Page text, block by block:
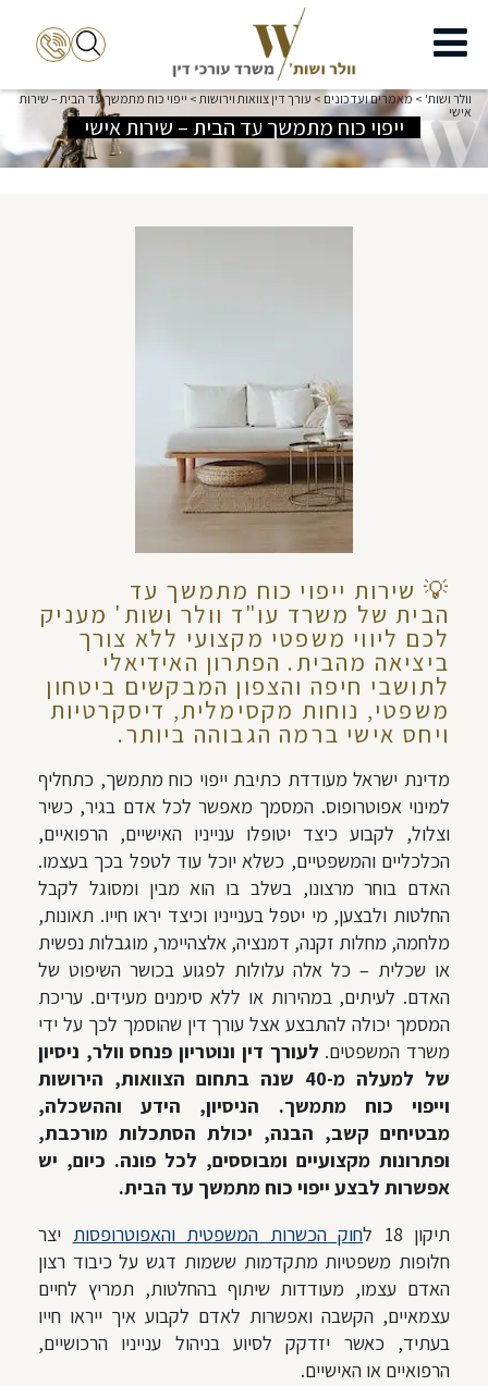
ייפוי כוח מתמשך עד הבית – שירות אישי
וולר ושות' > מאמרים ועדכונים > עורך דין צוואות וירושות > ייפוי כוח מתמשך עד הבית – שירות
אישי
💡 שירות ייפוי כוח מתמשך עד
הבית של משרד עו"ד וולר ושות' מעניק
לכם ליווי משפטי מקצועי ללא צורך
ביציאה מהבית. הפתרון האידיאלי
לתושבי חיפה והצפון המבקשים ביטחון
משפטי, נוחות מקסימלית, דיסקרטיות
ויחס אישי ברמה הגבוהה ביותר.
מדינת ישראל מעודדת כתיבת ייפוי כוח מתמשך, כתחליף
למינוי אפוטרופוס. המסמך מאפשר לכל אדם בגיר, כשיר
וצלול, לקבוע כיצד יטופלו ענייניו האישיים, הרפואיים,
הכלכליים והמשפטיים, כשלא יוכל עוד לטפל בכך בעצמו.
האדם בוחר מרצונו, בשלב בו הוא מבין ומסוגל לקבל
החלטות ולבצען, מי יטפל בענייניו וכיצד יראו חייו. תאונות,
מלחמה, מחלות זקנה, דמנציה, אלצהיימר, מוגבלות נפשית
או שכלית – כל אלה עלולות לפגוע בכושר השיפוט של
האדם. לעיתים, במהירות או ללא סימנים מעידים. עריכת
המסמך יכולה להתבצע אצל עורך דין שהוסמך לכך על ידי
משרד המשפטים. לעורך דין ונוטריון פנחס וולר, ניסיון
של למעלה מ-40 שנה בתחום הצוואות, הירושות
וייפוי כוח מתמשך.
הניסיון, הידע וההשכלה,
מבטיחים קשב, הבנה, יכולת הסתכלות מורכבת,
ופתרונות מקצועיים ומבוססים, לכל פונה. כיום, יש
אפשרות לבצע ייפוי כוח מתמשך עד הבית.
תיקון 18 ל
חוק הכשרות המשפטית והאפוטרופסות יצר
חלופות משפטיות מתקדמות ששמות דגש על כיבוד רצון
האדם עצמו, מעודדות שיתוף בהחלטות, תמריץ לחיים
עצמאיים, הקשבה ואפשרות לאדם לקבוע איך ייראו חייו
בעתיד, כאשר יזדקק לסיוע בניהול ענייניו הרכושיים,
הרפואיים או האישיים.